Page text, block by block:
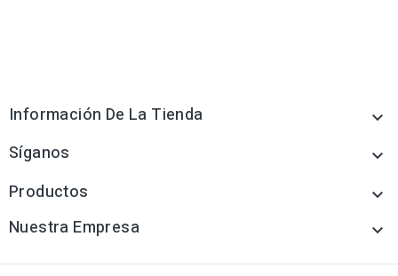
Información De La Tienda 
Síganos 
Productos 
Nuestra Empresa 